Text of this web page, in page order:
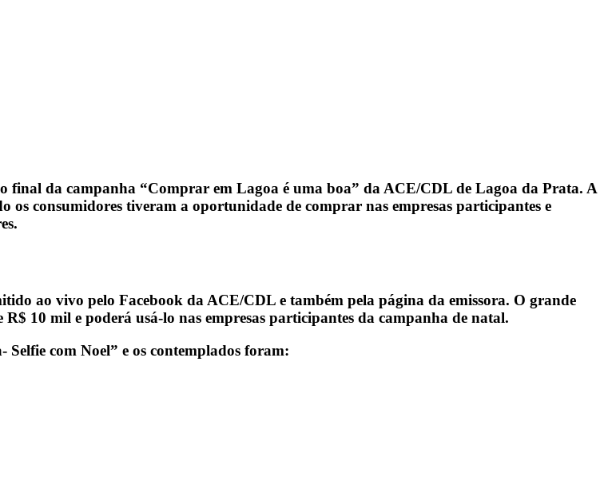
final da campanha “Comprar em Lagoa é uma boa” da ACE/CDL de Lagoa da Prata. A
os consumidores tiveram a oportunidade de comprar nas empresas participantes e
ao vivo pelo Facebook da ACE/CDL e também pela página da emissora. O grande
10 mil e poderá usá-lo nas empresas participantes da campanha de natal.
com Noel” e os contemplados foram: